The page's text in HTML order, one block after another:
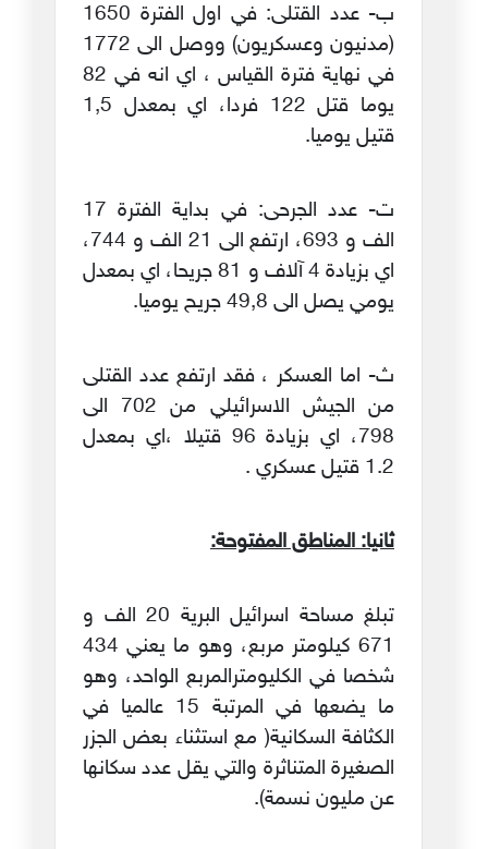
ب‌- عدد القتلى: في اول الفترة 1650
(مدنيون وعسكريون) ووصل الى 1772
في نهاية فترة القياس ، اي انه في 82
يوما قتل 122 فردا، اي بمعدل 1,5
قتيل يوميا.
ت‌- عدد الجرحى: في بداية الفترة 17
الف و 693، ارتفع الى 21 الف و 744،
اي بزيادة 4 آلاف و 81 جريحا، اي بمعدل
يومي يصل الى 49,8 جريح يوميا.
ث‌- اما العسكر ، فقد ارتفع عدد القتلى
من الجيش الاسرائيلي من 702 الى
798، اي بزيادة 96 قتيلا ،اي بمعدل
1.2 قتيل عسكري .
ثانيا: المناطق المفتوحة:
تبلغ مساحة اسرائيل البرية 20 الف و
671 كيلومتر مربع، وهو ما يعني 434
شخصا في الكليومترالمربع الواحد، وهو
ما يضعها في المرتبة 15 عالميا في
الكثافة السكانية( مع استثناء بعض الجزر
الصغيرة المتناثرة والتي يقل عدد سكانها
عن مليون نسمة).